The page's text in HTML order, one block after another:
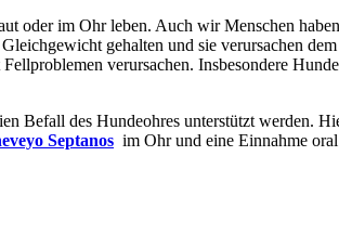
oder im Ohr leben. Auch wir Menschen
gehalten und sie verursachen
verursachen. Insbesondere
Befall des Hundeohres unterstützt werden.
Septanos im Ohr und eine Einnahme